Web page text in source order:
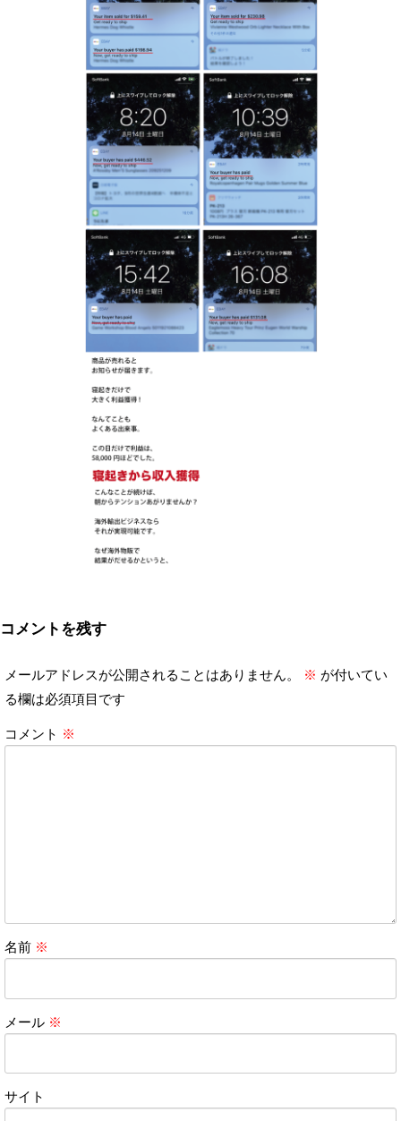
コメントを残す
メールアドレスが公開されることはありません。 ※ が付いてい
る欄は必須項目です
コメント ※
名前 ※
メール ※
サイト